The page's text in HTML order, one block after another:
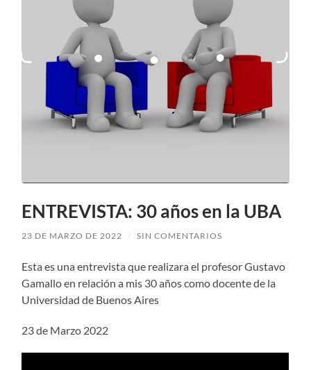
ENTREVISTA: 30 años en la UBA
23 DE MARZO DE 2022 / SIN COMENTARIOS
Esta es una entrevista que realizara el profesor Gustavo
Gamallo en relación a mis 30 años como docente de la
Universidad de Buenos Aires
23 de Marzo 2022